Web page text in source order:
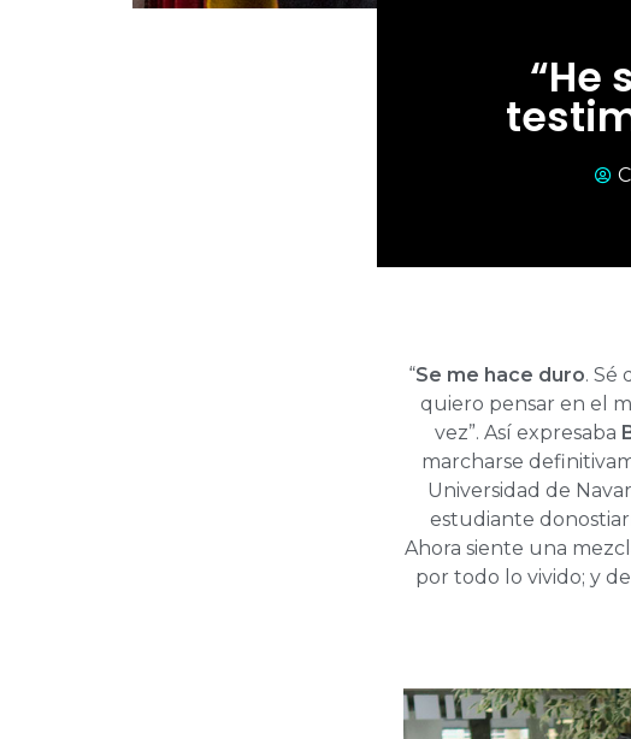
“He
“Se me hace duro. Sé
quiero pensar en el
vez”. Así expresaba
marcharse
Universidad de
estudiante
Ahora siente una
por todo lo vivido; y